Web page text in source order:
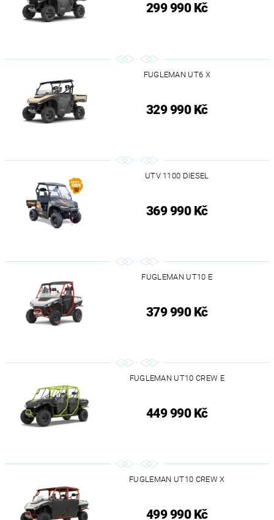
299 990 Kč
FUGLEMAN UT6 X
329 990 Kč
UTV 1100 DIESEL
369 990 Kč
FUGLEMAN UT10 E
379 990 Kč
FUGLEMAN UT10 CREW E
449 990 Kč
FUGLEMAN UT10 CREW X
499 990 Kč